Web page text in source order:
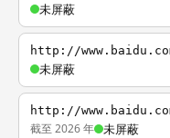
未屏蔽
http://
未屏蔽
http://
截至 2026 年 未屏蔽